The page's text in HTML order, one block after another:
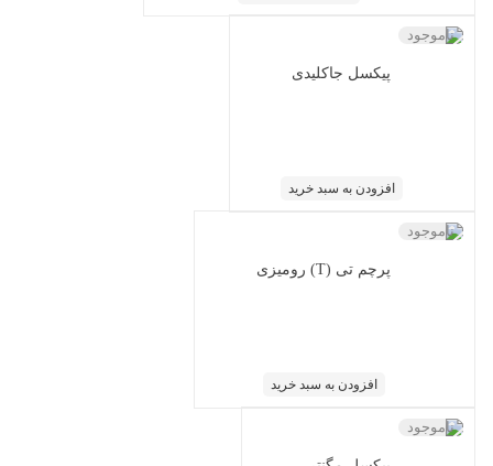
پیکسل جاکلیدی
ناموجود
افزودن به سبد خرید
پرچم تی (T) رومیزی
ناموجود
افزودن به سبد خرید
ناموجود